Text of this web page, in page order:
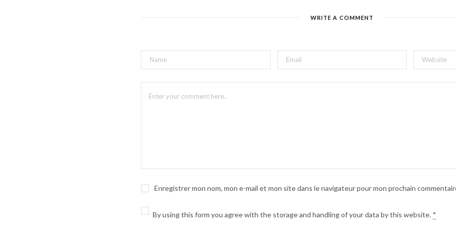
WRITE A COMMENT
Enregistrer mon nom, mon e-mail et mon site dans le navigateur pour mon prochain
By using this form you agree with the storage and handling of your data by this website. *